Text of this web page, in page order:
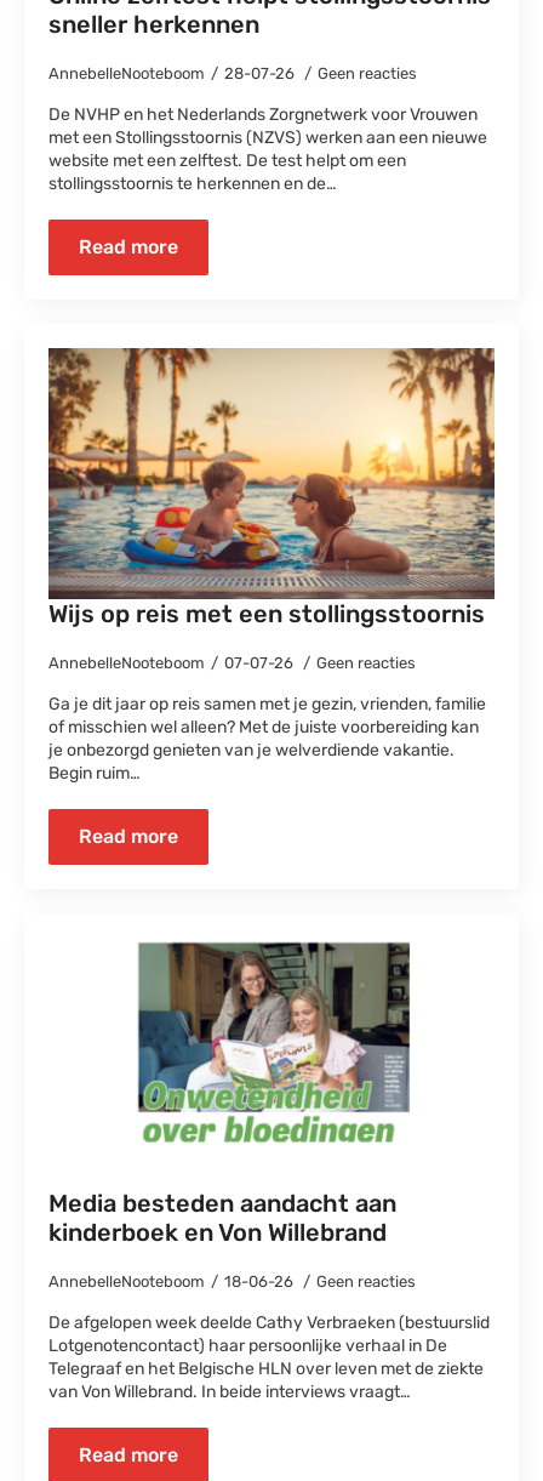
sneller herkennen
AnnebelleNooteboom 28-07-26 Geen reacties
De NVHP en het Nederlands Zorgnetwerk voor Vrouwen
met een Stollingsstoornis (NZVS) werken aan een nieuwe
website met een zelftest. De test helpt om een
stollingsstoornis te herkennen en de…
Read more
Wijs op reis met een stollingsstoornis
AnnebelleNooteboom 07-07-26 Geen reacties
Ga je dit jaar op reis samen met je gezin, vrienden, familie
of misschien wel alleen? Met de juiste voorbereiding kan
je onbezorgd genieten van je welverdiende vakantie.
Begin ruim…
Read more
Media besteden aandacht aan
kinderboek en Von Willebrand
AnnebelleNooteboom 18-06-26 Geen reacties
De afgelopen week deelde Cathy Verbraeken (bestuurslid
Lotgenotencontact) haar persoonlijke verhaal in De
Telegraaf en het Belgische HLN over leven met de ziekte
van Von Willebrand. In beide interviews vraagt…
Read more